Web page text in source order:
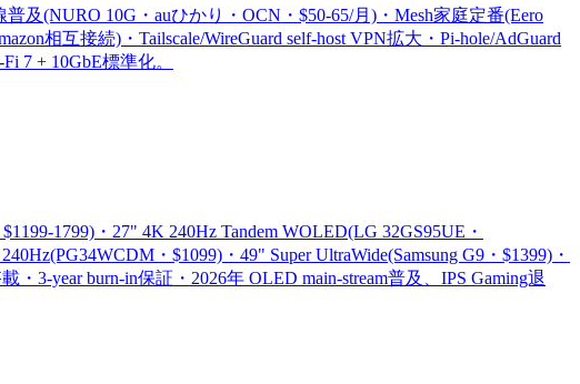
及(NURO 10G・auひかり・OCN・$50-65/月)・Mesh家庭定番(Eero
相互接続)・Tailscale/WireGuard self-host VPN拡大・Pi-hole/AdGuard
7 + 10GbE標準化。
1799)・27" 4K 240Hz Tandem WOLED(LG 32GS95UE・
・$1099)・49" Super UltraWide(Samsung G9・$1399)・
・3-year burn-in保証・2026年 OLED main-stream普及、IPS Gaming退